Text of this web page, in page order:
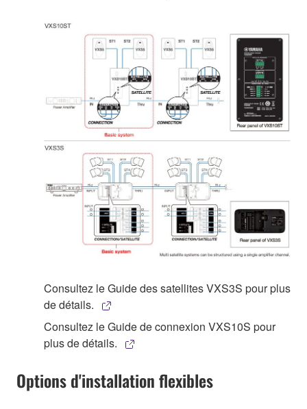
Consultez le Guide des satellites VXS3S pour plus
de détails.
Consultez le Guide de connexion VXS10S pour
plus de détails.
Options d'installation flexibles